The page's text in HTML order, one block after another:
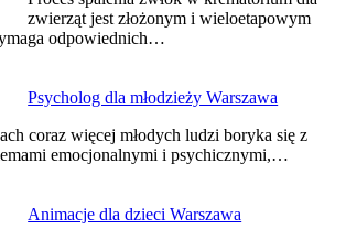
zwierząt jest złożonym i wieloetapowym
odpowiednich…
Psycholog dla młodzieży Warszawa
coraz więcej młodych ludzi boryka się z
emocjonalnymi i psychicznymi,…
Animacje dla dzieci Warszawa